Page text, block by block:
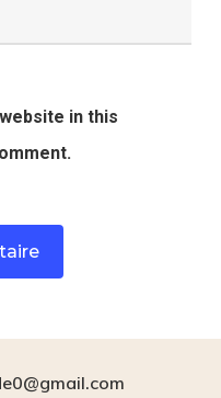
in this